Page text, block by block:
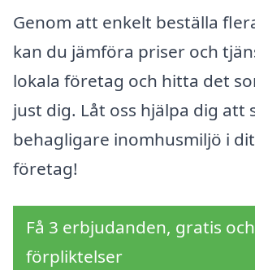
Genom att enkelt beställa
kan du jämföra priser och
lokala företag och hitta det
just dig. Låt oss hjälpa dig att
behagligare inomhusmiljö i
företag!
Få 3 erbjudanden, gratis
förpliktelser